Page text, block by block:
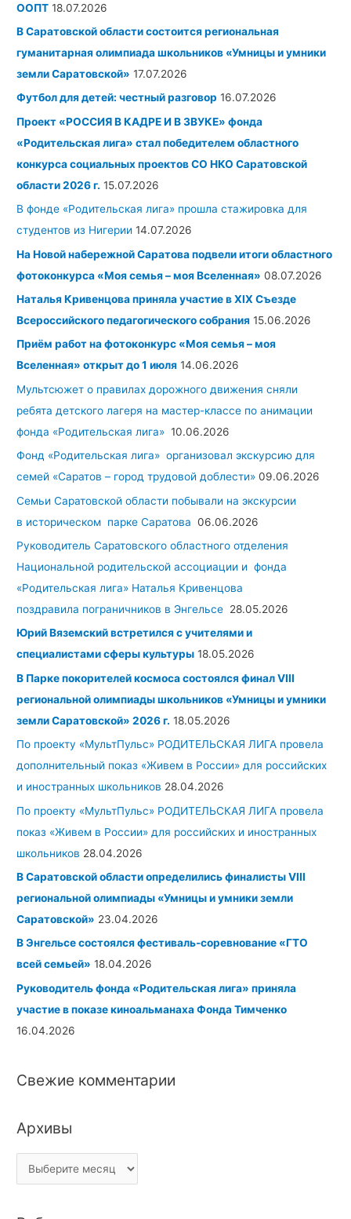
ООПТ 18.07.2026
В Саратовской области состоится региональная
гуманитарная олимпиада школьников «Умницы и умники
земли Саратовской» 17.07.2026
Футбол для детей: честный разговор 16.07.2026
Проект «РОССИЯ В КАДРЕ И В ЗВУКЕ» фонда
«Родительская лига» стал победителем областного
конкурса социальных проектов СО НКО Саратовской
области 2026 г. 15.07.2026
В фонде «Родительская лига» прошла стажировка для
студентов из Нигерии 14.07.2026
На Новой набережной Саратова подвели итоги областного
фотоконкурса «Моя семья – моя Вселенная» 08.07.2026
Наталья Кривенцова приняла участие в XIX Съезде
Всероссийского педагогического собрания 15.06.2026
Приём работ на фотоконкурс «Моя семья – моя
Вселенная» открыт до 1 июля 14.06.2026
Мультсюжет о правилах дорожного движения сняли
ребята детского лагеря на мастер-классе по анимации
фонда «Родительская лига» 10.06.2026
Фонд «Родительская лига» организовал экскурсию для
семей «Саратов – город трудовой доблести» 09.06.2026
Семьи Саратовской области побывали на экскурсии
в историческом парке Саратова 06.06.2026
Руководитель Саратовского областного отделения
Национальной родительской ассоциации и фонда
«Родительская лига» Наталья Кривенцова
поздравила пограничников в Энгельсе 28.05.2026
Юрий Вяземский встретился с учителями и
специалистами сферы культуры 18.05.2026
В Парке покорителей космоса состоялся финал VIII
региональной олимпиады школьников «Умницы и умники
земли Саратовской» 2026 г. 18.05.2026
По проекту «МультПульс» РОДИТЕЛЬСКАЯ ЛИГА провела
дополнительный показ «Живем в России» для российских
и иностранных школьников 28.04.2026
По проекту «МультПульс» РОДИТЕЛЬСКАЯ ЛИГА провела
показ «Живем в России» для российских и иностранных
школьников 28.04.2026
В Саратовской области определились финалистыVIII
региональной олимпиады «Умницы и умники земли
Саратовской» 23.04.2026
В Энгельсе состоялся фестиваль-соревнование «ГТО
всей семьей» 18.04.2026
Руководитель фонда «Родительская лига» приняла
участие в показе киноальманахаФонда Тимченко
16.04.2026
Свежие комментарии
Архивы